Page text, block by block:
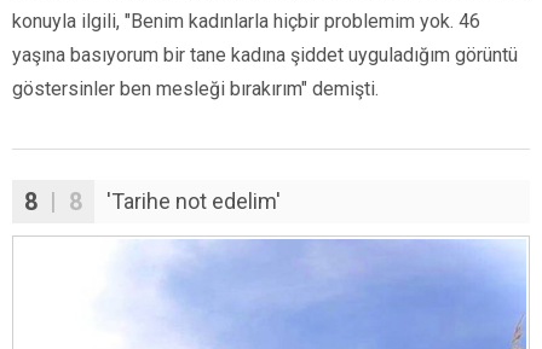
konuyla ilgili, "Benim kadınlarla hiçbir problemim yok. 46
yaşına basıyorum bir tane kadına şiddet uyguladığım görüntü
göstersinler ben mesleği bırakırım" demişti.
8 | 8 'Tarihe not edelim'